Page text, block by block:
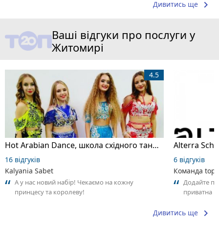
Дивитись ще keyboard_arrow_right
Ваші відгуки про послуги у
Житомирі
Hot Arabian Dance, школа східного танцю
4.5
16 відгуків
Kalyania Sabet
А у нас новий набір! Чекаємо на кожну
принцесу та королеву!
6 відгуків
Команда
Додайте
приватна
Дивитись ще keyboard_arrow_right